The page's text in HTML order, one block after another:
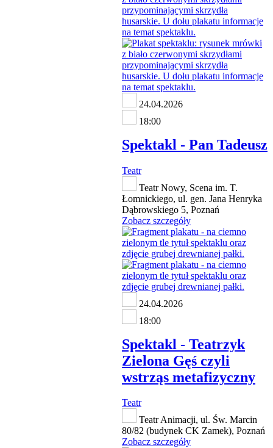
24.04.2026
18:00
Spektakl - Pan Tadeusz
Teatr
Teatr Nowy, Scena im. T.
Łomnickiego, ul. gen. Jana Henryka
Dąbrowskiego 5, Poznań
Zobacz szczegóły
24.04.2026
18:00
Spektakl - Teatrzyk
Zielona Gęś czyli
wstrząs metafizyczny
Teatr
Teatr Animacji, ul. Św. Marcin
80/82 (budynek CK Zamek), Poznań
Zobacz szczegóły